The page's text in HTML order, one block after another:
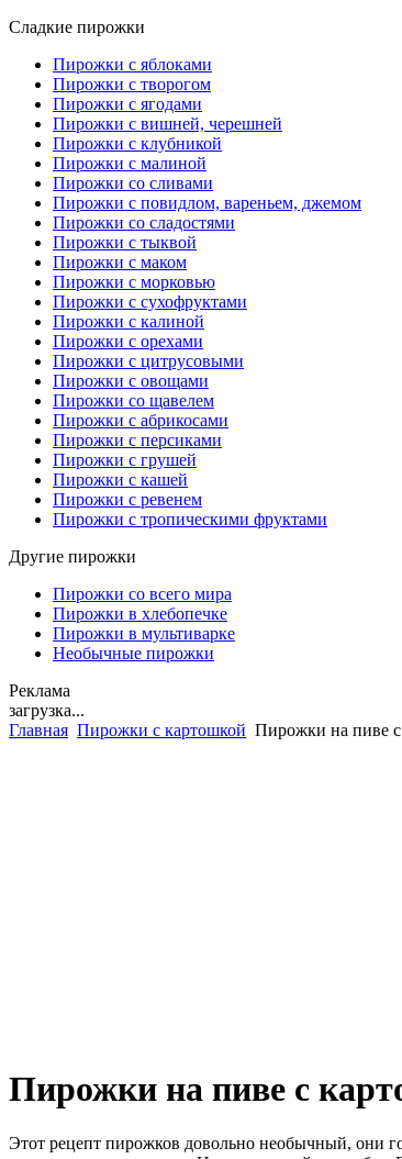
Сладкие пирожки
Пирожки с яблоками
Пирожки с творогом
Пирожки с ягодами
Пирожки с вишней, черешней
Пирожки с клубникой
Пирожки с малиной
Пирожки со сливами
Пирожки с повидлом, вареньем, джемом
Пирожки со сладостями
Пирожки с тыквой
Пирожки с маком
Пирожки с морковью
Пирожки с сухофруктами
Пирожки с калиной
Пирожки с орехами
Пирожки с цитрусовыми
Пирожки с овощами
Пирожки со щавелем
Пирожки с абрикосами
Пирожки с персиками
Пирожки с грушей
Пирожки с кашей
Пирожки с ревенем
Пирожки с тропическими фруктами
Другие пирожки
Пирожки со всего мира
Пирожки в хлебопечке
Пирожки в мультиварке
Необычные пирожки
Реклама
загрузка...
Главная Пирожки с картошкой Пирожки на пиве
Пирожки на пиве с
Этот рецепт пирожков довольно необычный, они